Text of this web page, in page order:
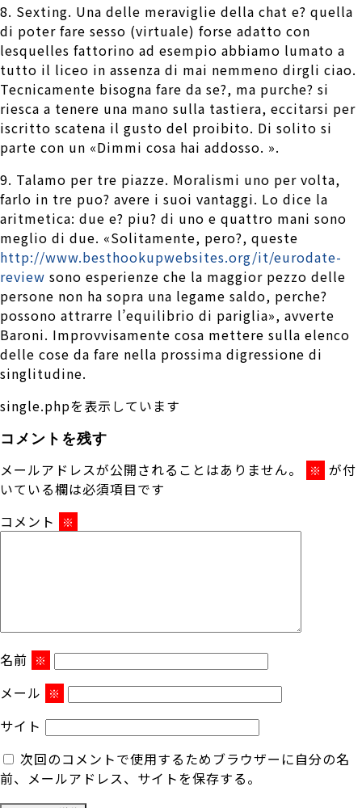
8. Sexting. Una delle meraviglie della chat e? quella
di poter fare sesso (virtuale) forse adatto con
lesquelles fattorino ad esempio abbiamo lumato a
tutto il liceo in assenza di mai nemmeno dirgli ciao.
Tecnicamente bisogna fare da se?, ma purche? si
riesca a tenere una mano sulla tastiera, eccitarsi per
iscritto scatena il gusto del proibito. Di solito si
parte con un «Dimmi cosa hai addosso. ».
9. Talamo per tre piazze. Moralismi uno per volta,
farlo in tre puo? avere i suoi vantaggi. Lo dice la
aritmetica: due e? piu? di uno e quattro mani sono
meglio di due. «Solitamente, pero?, queste
http://www.besthookupwebsites.org/it/eurodate-
review sono esperienze che la maggior pezzo delle
persone non ha sopra una legame saldo, perche?
possono attrarre l’equilibrio di pariglia», avverte
Baroni. Improvvisamente cosa mettere sulla elenco
delle cose da fare nella prossima digressione di
singlitudine.
single.phpを表示しています
コメントを残す
メールアドレスが公開されることはありません。 ※ が付
いている欄は必須項目です
コメント
※
名前 ※
メール ※
サイト
次回のコメントで使用するためブラウザーに自分の名
前、メールアドレス、サイトを保存する。